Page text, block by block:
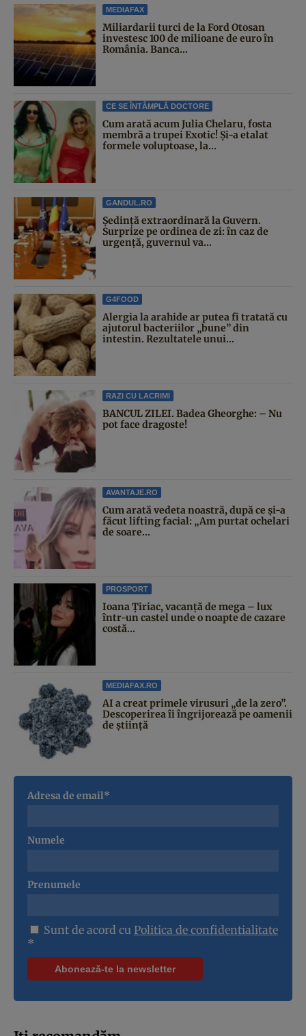
MEDIAFAX
Miliardarii turci de la Ford Otosan
investesc 100 de milioane de euro în
România. Banca...
CE SE ÎNTÂMPLĂ DOCTORE
Cum arată acum Julia Chelaru, fosta
membră a trupei Exotic! Și-a etalat
formele voluptoase, la...
GANDUL.RO
Şedinţă extraordinară la Guvern.
Surprize pe ordinea de zi: în caz de
urgență, guvernul va...
G4FOOD
Alergia la arahide ar putea fi tratată cu
ajutorul bacteriilor „bune” din
intestin. Rezultatele unui...
RAZI CU LACRIMI
BANCUL ZILEI. Badea Gheorghe: – Nu
pot face dragoste!
AVANTAJE.RO
Cum arată vedeta noastră, după ce și-a
făcut lifting facial: „Am purtat ochelari
de soare...
PROSPORT
Ioana Țiriac, vacanță de mega – lux
într-un castel unde o noapte de cazare
costă...
MEDIAFAX.RO
AI a creat primele virusuri „de la zero”.
Descoperirea îi îngrijorează pe oamenii
de știință
Adresa de email*
Numele
Prenumele
Sunt de acord cu Politica de confidentialitate
*